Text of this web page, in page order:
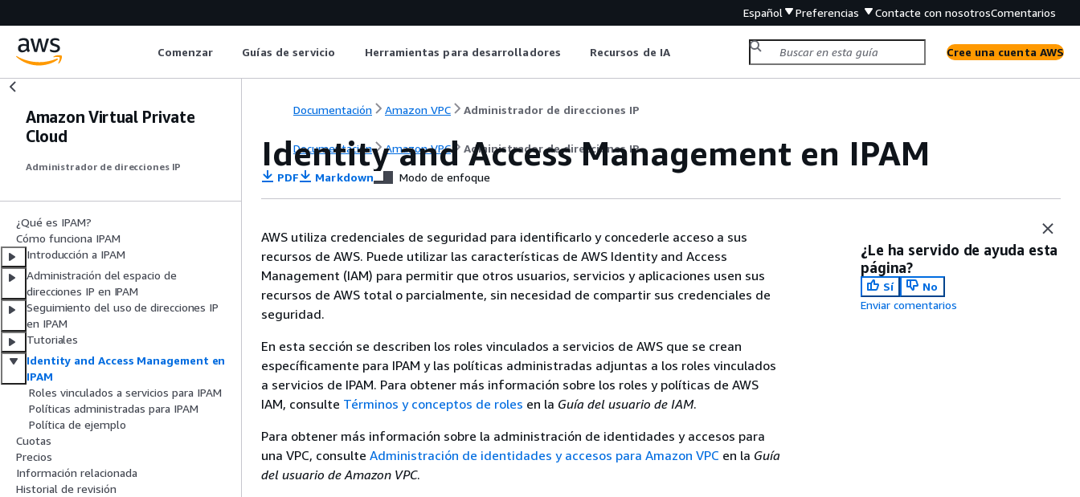
Español Preferencias Contacte con nosotrosComentarios
Comenzar Guías de servicio Herramientas para desarrolladores Recursos de IA Cree una cuenta AWS
Amazon Virtual Private
Cloud
Administrador de direcciones IP
¿Qué es IPAM?
Cómo funciona IPAM
Introducción a IPAM
Administración del espacio de
direcciones IP en IPAM
Seguimiento del uso de direcciones IP
en IPAM
Tutoriales
Identity and Access Management en
IPAM
Roles vinculados a servicios para IPAM
Políticas administradas para IPAM
Política de ejemplo
Cuotas
Precios
Información relacionada
Historial de revisión
Documentación Amazon VPC Administrador de direcciones IP
Documentación Amazon VPC Administrador de direcciones IP
Identity and Access Management en IPAM
PDF Markdown Modo de enfoque
AWS utiliza credenciales de seguridad para identificarlo y concederle acceso a sus
recursos de AWS. Puede utilizar las características de AWS Identity and Access
Management (IAM) para permitir que otros usuarios, servicios y aplicaciones usen sus
recursos de AWS total o parcialmente, sin necesidad de compartir sus credenciales de
seguridad.
En esta sección se describen los roles vinculados a servicios de AWS que se crean
específicamente para IPAM y las políticas administradas adjuntas a los roles vinculados
a servicios de IPAM. Para obtener más información sobre los roles y políticas de AWS
IAM, consulte Términos y conceptos de roles en la Guía del usuario de IAM.
Para obtener más información sobre la administración de identidades y accesos para
una VPC, consulte Administración de identidades y accesos para Amazon VPC en la Guía
del usuario de Amazon VPC.
¿Le ha servido de ayuda esta
página?
Sí
No
Enviar comentarios